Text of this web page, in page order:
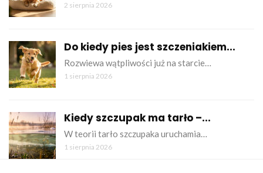
2 sierpnia 2026
Do kiedy pies jest szczeniakiem...
Rozwiewa wątpliwości już na starcie…
1 sierpnia 2026
Kiedy szczupak ma tarło –...
W teorii tarło szczupaka uruchamia…
1 sierpnia 2026